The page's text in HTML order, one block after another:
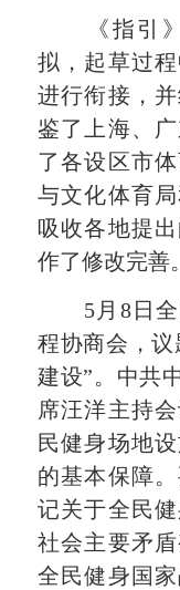
《指引》
拟，起草过
进行衔接，
鉴了上海、
了各设区市
与文化体育
吸收各地提
作了修改完善。
5月8日全
程协商会，
建设”。中共
席汪洋主持
民健身场地
的基本保障
记关于全民
社会主要矛
全民健身国